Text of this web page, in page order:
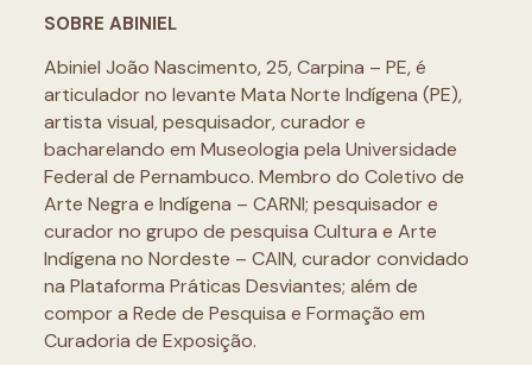
SOBRE ABINIEL
Abiniel João Nascimento, 25, Carpina – PE, é
articulador no levante Mata Norte Indígena (PE),
artista visual, pesquisador, curador e
bacharelando em Museologia pela Universidade
Federal de Pernambuco. Membro do Coletivo de
Arte Negra e Indígena – CARNI; pesquisador e
curador no grupo de pesquisa Cultura e Arte
Indígena no Nordeste – CAIN, curador convidado
na Plataforma Práticas Desviantes; além de
compor a Rede de Pesquisa e Formação em
Curadoria de Exposição.